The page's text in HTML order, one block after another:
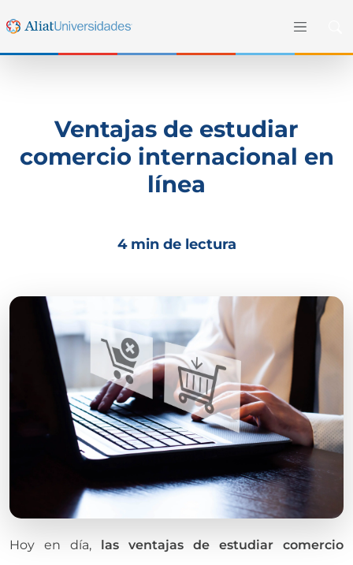
Ventajas de estudiar
comercio internacional en
línea
4 min de lectura
Hoy en día,
las ventajas de estudiar comercio